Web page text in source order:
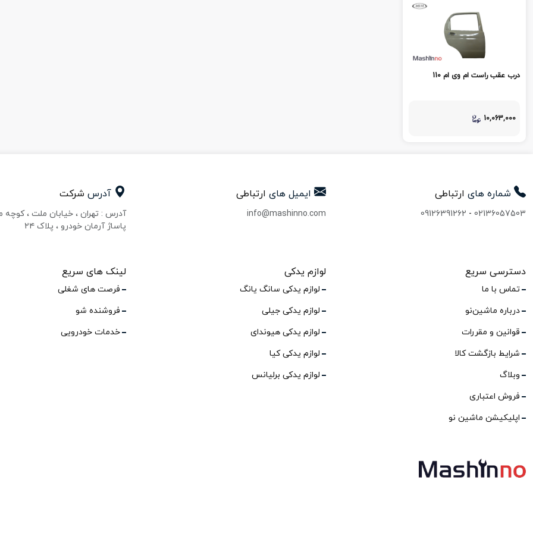
درب عقب راست ام وی ام 110
10,063,000
شماره های ارتباطی
02136057503
-
09126391262
ایمیل های ارتباطی
info@mashinno.com
آدرس شرکت
آدرس : تهران ، خیابان ملت ، کوچه
پاساژ آرمان خودرو ، پلاک ۲۴
دسترسی سریع
تماس با ما
درباره ماشین‌نو
قوانین و مقررات
شرایط بازگشت کالا
وبلاگ
فروش اعتباری
اپلیکیشن ماشین نو
لوازم یدکی
لوازم یدکی سانگ یانگ
لوازم یدکی جیلی
لوازم یدکی هیوندای
لوازم یدکی کیا
لوازم یدکی برلیانس
لینک های سریع
فرصت های شغلی
فروشنده شو
خدمات خودرویی